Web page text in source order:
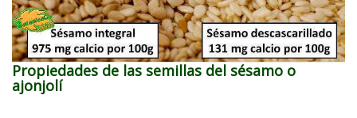
Propiedades de las semillas del sésamo o
ajonjolí